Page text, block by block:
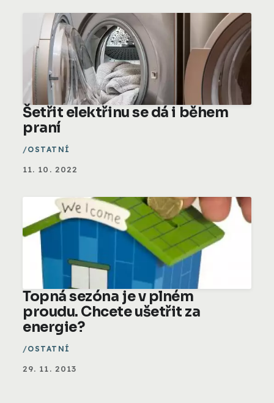
Šetřit elektřinu se dá i během
praní
OSTATNÍ
11. 10. 2022
Topná sezóna je v plném
proudu. Chcete ušetřit za
energie?
OSTATNÍ
29. 11. 2013